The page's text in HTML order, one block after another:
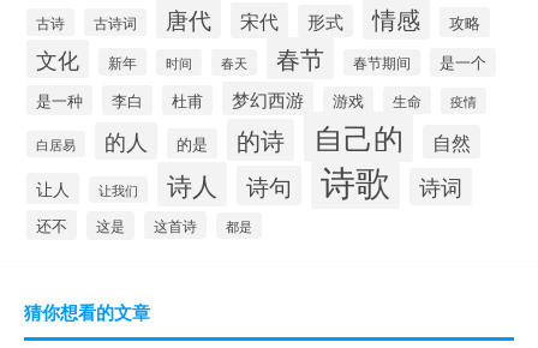
古诗 古诗词 唐代 宋代 形式 情感 攻略
文化 新年 时间 春天 春节 春节期间 是一个
是一种 李白 杜甫 梦幻西游 游戏 生命 疫情
白居易 的人 的是 的诗 自己的 自然
让人 让我们 诗人 诗句 诗歌 诗词
还不 这是 这首诗 都是
猜你想看的文章